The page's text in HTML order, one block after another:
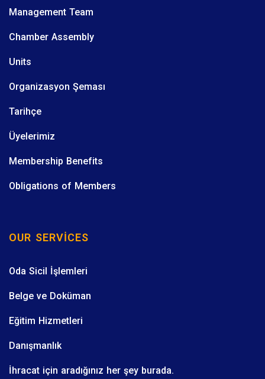
Management Team
Chamber Assembly
Units
Organizasyon Şeması
Tarihçe
Üyelerimiz
Membership Benefits
Obligations of Members
OUR SERVICES
Oda Sicil İşlemleri
Belge ve Doküman
Eğitim Hizmetleri
Danışmanlık
İhracat için aradığınız her şey burada.